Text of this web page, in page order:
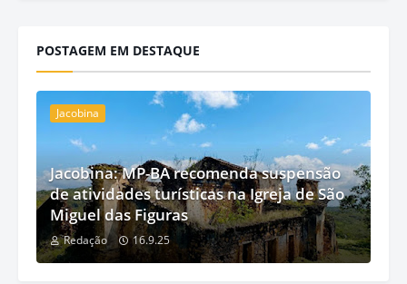
POSTAGEM EM DESTAQUE
Jacobina
Jacobina: MP-BA recomenda suspensão
de atividades turísticas na Igreja de São
Miguel das Figuras
Redação 16.9.25